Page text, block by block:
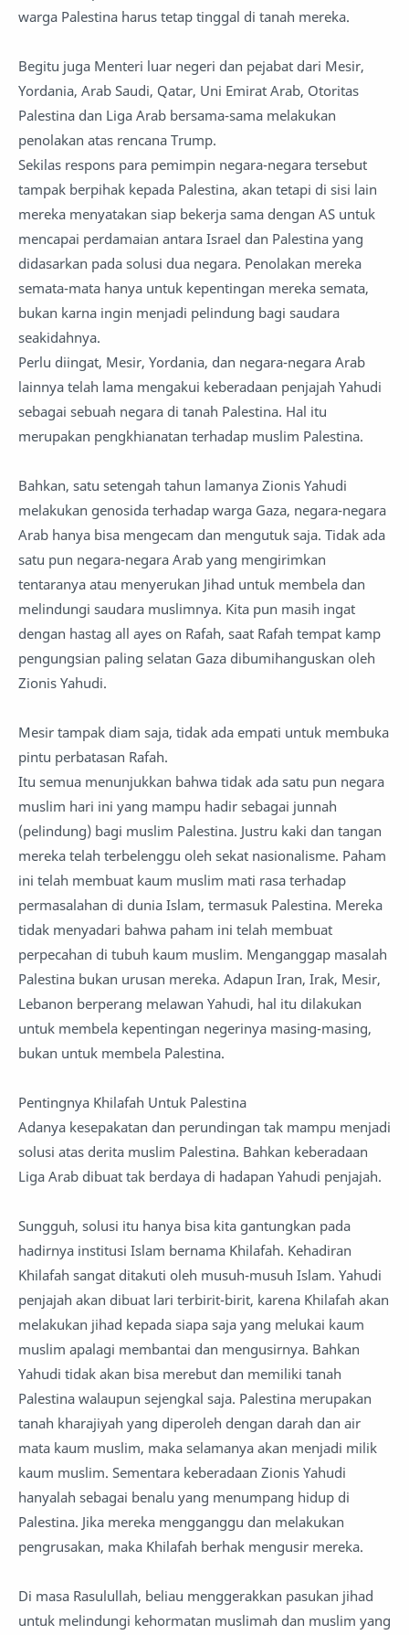
warga Palestina harus tetap tinggal di tanah mereka.
Begitu juga Menteri luar negeri dan pejabat dari Mesir,
Yordania, Arab Saudi, Qatar, Uni Emirat Arab, Otoritas
Palestina dan Liga Arab bersama-sama melakukan
penolakan atas rencana Trump.
Sekilas respons para pemimpin negara-negara tersebut
tampak berpihak kepada Palestina, akan tetapi di sisi lain
mereka menyatakan siap bekerja sama dengan AS untuk
mencapai perdamaian antara Israel dan Palestina yang
didasarkan pada solusi dua negara. Penolakan mereka
semata-mata hanya untuk kepentingan mereka semata,
bukan karna ingin menjadi pelindung bagi saudara
seakidahnya.
Perlu diingat, Mesir, Yordania, dan negara-negara Arab
lainnya telah lama mengakui keberadaan penjajah Yahudi
sebagai sebuah negara di tanah Palestina. Hal itu
merupakan pengkhianatan terhadap muslim Palestina.
Bahkan, satu setengah tahun lamanya Zionis Yahudi
melakukan genosida terhadap warga Gaza, negara-negara
Arab hanya bisa mengecam dan mengutuk saja. Tidak ada
satu pun negara-negara Arab yang mengirimkan
tentaranya atau menyerukan Jihad untuk membela dan
melindungi saudara muslimnya. Kita pun masih ingat
dengan hastag all ayes on Rafah, saat Rafah tempat kamp
pengungsian paling selatan Gaza dibumihanguskan oleh
Zionis Yahudi.
Mesir tampak diam saja, tidak ada empati untuk membuka
pintu perbatasan Rafah.
Itu semua menunjukkan bahwa tidak ada satu pun negara
muslim hari ini yang mampu hadir sebagai junnah
(pelindung) bagi muslim Palestina. Justru kaki dan tangan
mereka telah terbelenggu oleh sekat nasionalisme. Paham
ini telah membuat kaum muslim mati rasa terhadap
permasalahan di dunia Islam, termasuk Palestina. Mereka
tidak menyadari bahwa paham ini telah membuat
perpecahan di tubuh kaum muslim. Menganggap masalah
Palestina bukan urusan mereka. Adapun Iran, Irak, Mesir,
Lebanon berperang melawan Yahudi, hal itu dilakukan
untuk membela kepentingan negerinya masing-masing,
bukan untuk membela Palestina.
Pentingnya Khilafah Untuk Palestina
Adanya kesepakatan dan perundingan tak mampu menjadi
solusi atas derita muslim Palestina. Bahkan keberadaan
Liga Arab dibuat tak berdaya di hadapan Yahudi penjajah.
Sungguh, solusi itu hanya bisa kita gantungkan pada
hadirnya institusi Islam bernama Khilafah. Kehadiran
Khilafah sangat ditakuti oleh musuh-musuh Islam. Yahudi
penjajah akan dibuat lari terbirit-birit, karena Khilafah akan
melakukan jihad kepada siapa saja yang melukai kaum
muslim apalagi membantai dan mengusirnya. Bahkan
Yahudi tidak akan bisa merebut dan memiliki tanah
Palestina walaupun sejengkal saja. Palestina merupakan
tanah kharajiyah yang diperoleh dengan darah dan air
mata kaum muslim, maka selamanya akan menjadi milik
kaum muslim. Sementara keberadaan Zionis Yahudi
hanyalah sebagai benalu yang menumpang hidup di
Palestina. Jika mereka mengganggu dan melakukan
pengrusakan, maka Khilafah berhak mengusir mereka.
Di masa Rasulullah, beliau menggerakkan pasukan jihad
untuk melindungi kehormatan muslimah dan muslim yang